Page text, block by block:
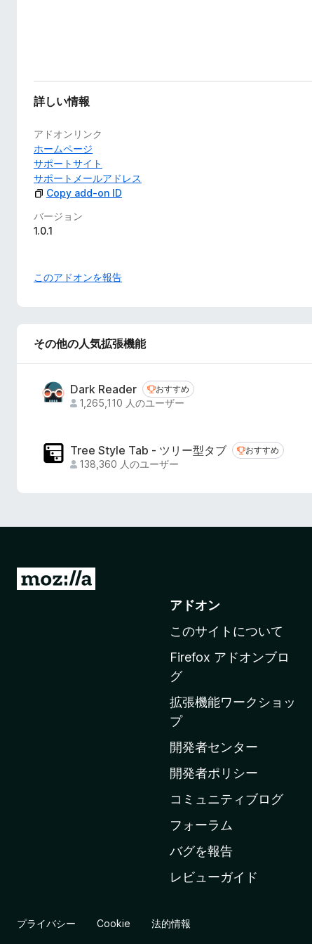
詳しい情報
アドオンリンク
ホームページ
サポートサイト
サポートメールアドレス
Copy add-on ID
バージョン
1.0.1
このアドオンを報告
その他の人気拡張機能
Dark Reader おすすめ
おすすめ
1,265,110 人のユーザー
Tree Style Tab - ツリー型タブ おすすめ
おすすめ
138,360 人のユーザー
M
アドオン
このサイトについて
Firefox アドオンブロ
グ
拡張機能ワークショッ
プ
開発者センター
開発者ポリシー
コミュニティブログ
フォーラム
バグを報告
レビューガイド
プライバシー Cookie 法的情報